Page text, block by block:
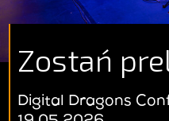
Zostań
Digital Dragons